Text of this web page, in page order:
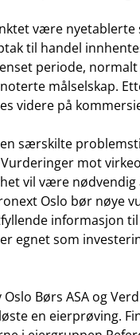
være
til handel
periode,
målselskap.
videre på
særskilte
mot
vil være
Oslo bør nøye
informasjon
egnet som
Børs ASA og
en eierprøving.